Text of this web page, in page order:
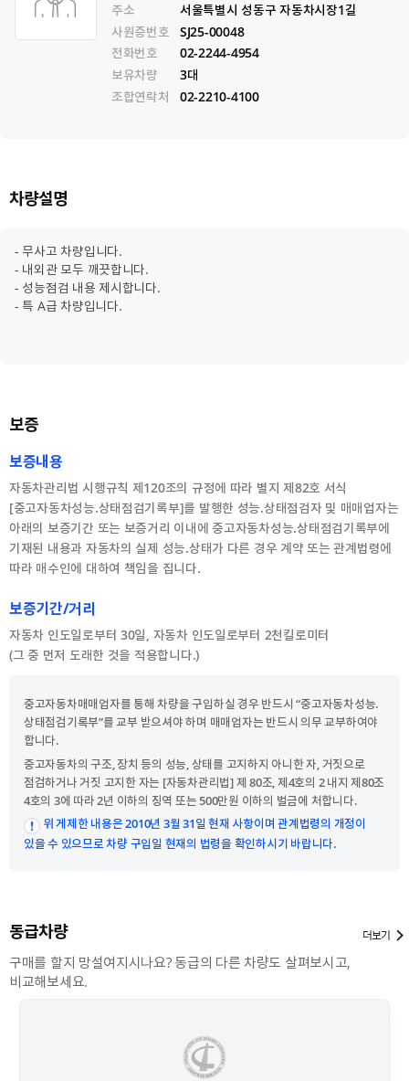
주소
서울특별시 성동구 자동차시장1길
사원증번호
SJ25-00048
전화번호
02-2244-4954
보유차량
3대
조합연락처
02-2210-4100
차량설명
- 무사고 차량입니다.
- 내외관 모두 깨끗합니다.
- 성능점검 내용 제시합니다.
- 특 A급 차량입니다.
보증
보증내용
자동차관리법 시행규칙 제120조의 규정에 따라 별지 제82호 서식
[중고자동차성능.상태점검기록부]를 발행한 성능.상태점검자 및 매매업자는
아래의 보증기간 또는 보증거리 이내에 중고자동차성능.상태점검기록부에
기재된 내용과 자동차의 실제 성능.상태가 다른 경우 계약 또는 관계법령에
따라 매수인에 대하여 책임을 집니다.
보증기간/거리
자동차 인도일로부터 30일, 자동차 인도일로부터 2천킬로미터
(그 중 먼저 도래한 것을 적용합니다.)
중고자동차매매업자를 통해 차량을 구입하실 경우 반드시 “중고자동차성능.
상태점검기록부”를 교부 받으셔야 하며 매매업자는 반드시 의무 교부하여야
합니다.
중고자동차의 구조, 장치 등의 성능, 상태를 고지하지 아니한 자, 거짓으로
점검하거나 거짓 고지한 자는 [자동차관리법] 제 80조, 제4호의 2 내지 제80조
4호의 3에 따라 2년 이하의 징역 또는 500만원 이하의 벌금에 처합니다.
위 게제한 내용은 2010년 3월 31일 현재 사항이며 관계법령의 개정이
있을 수 있으므로 차량 구입일 현재의 법령을 확인하시기 바랍니다.
동급차량 더보기
구매를 할지 망설여지시나요? 동급의 다른 차량도 살펴보시고,
비교해보세요.